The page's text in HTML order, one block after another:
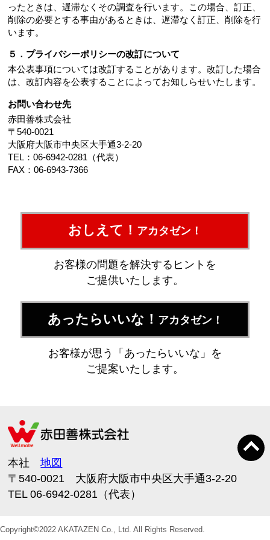
ったときは、遅滞なくその調査を行います。この場合、訂正、
削除の必要とする事由があるときは、遅滞なく訂正、削除を行
います。
５．プライバシーポリシーの改訂について
本公表事項については改訂することがあります。改訂した場合
は、改訂内容を公表することによってお知しらせいたします。
お問い合わせ先
赤田善株式会社
〒540-0021
大阪府大阪市中央区大手通3-2-20
TEL：06-6942-0281（代表）
FAX：06-6943-7366
おしえて！ アカタゼン！
お客様の問題を解決するヒントを
ご提供いたします。
あったらいいな！ アカタゼン！
お客様が思う「あったらいいな」を
ご提案いたします。
本社地図
〒540-0021 大阪府大阪市中央区大手通3-2-20
TEL 06-6942-0281（代表）
Copyright©2022 AKATAZEN Co., Ltd. All Rights Reserved.